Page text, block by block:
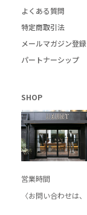
よくある質問
特定商取引法
メールマガジン登録
パートナーシップ
SHOP
営業時間
〈お問い合わせは、